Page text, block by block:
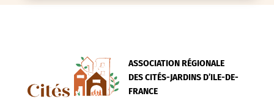
ASSOCIATION RÉGIONALE
DES CITÉS-JARDINS D’ILE-DE-
FRANCE